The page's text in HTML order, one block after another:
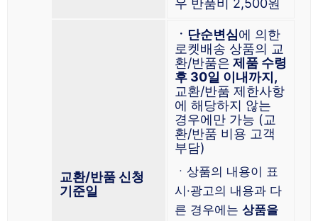
우 반품비 2,500원
교환/반품 신청
기준일
ㆍ단순변심에 의한
로켓배송 상품의 교
환/반품은 제품 수령
후 30일 이내까지,
교환/반품 제한사항
에 해당하지 않는
경우에만 가능 (교
환/반품 비용 고객
부담)
ㆍ상품의 내용이 표
시·광고의 내용과 다
른 경우에는 상품을